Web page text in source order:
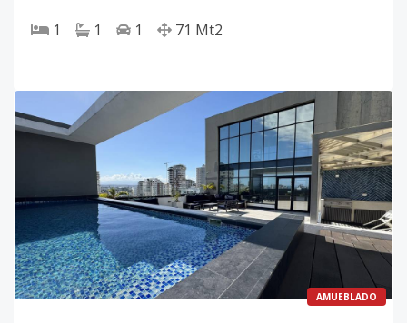
1 1 1 71 Mt2
AMUEBLADO